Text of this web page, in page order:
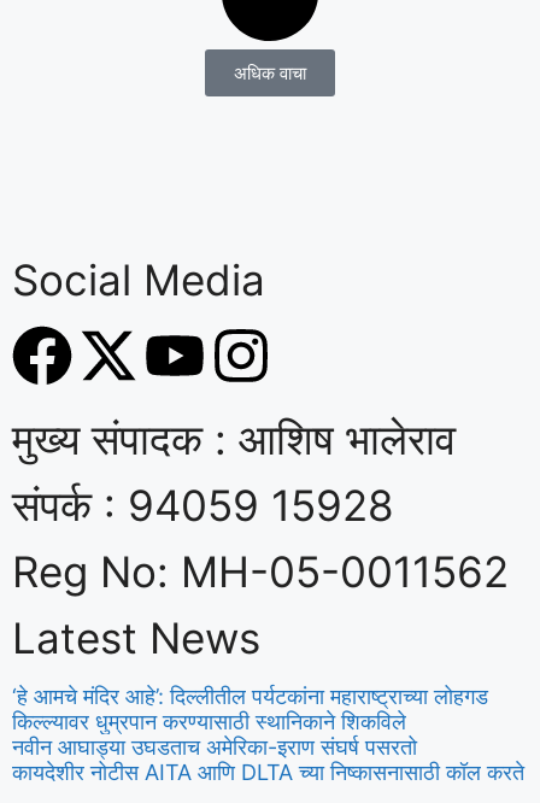
अधिक वाचा
Social Media
मुख्य संपादक : आशिष भालेराव
संपर्क : 94059 15928
Reg No: MH-05-0011562
Latest News
‘हे आमचे मंदिर आहे’: दिल्लीतील पर्यटकांना महाराष्ट्राच्या लोहगड
किल्ल्यावर धुम्रपान करण्यासाठी स्थानिकाने शिकविले
नवीन आघाड्या उघडताच अमेरिका-इराण संघर्ष पसरतो
कायदेशीर नोटीस AITA आणि DLTA च्या निष्कासनासाठी कॉल करते